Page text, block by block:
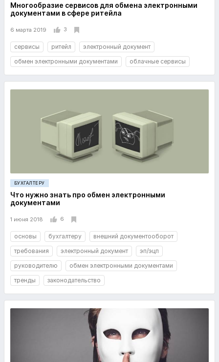
Многообразие сервисов для обмена электронными
документами в сфере ритейла
6 марта 2019 3
сервисы ритейл
электронный документ
обмен электронными документами
облачные сервисы
БУХГАЛТЕРУ
Что нужно знать про обмен электронными
документами
1 июня 2018 6
основы бухгалтеру
внешний документооборот
требования
электронный документ
эп/эцп
руководителю
обмен электронными документами
тренды
законодательство